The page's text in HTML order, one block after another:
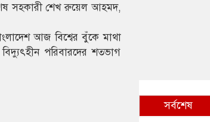
সহকারী শেখ রুয়েল আহমদ,
আজ বিশ্বের বুঁকে মাথা
পরিবারদের শতভাগ
সর্বশেষ